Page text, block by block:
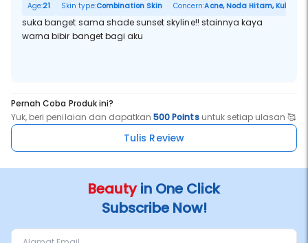
Age:21 Skin type:Combination Skin Concern:Acne, Noda Hitam, Kulit
suka banget sama shade sunset skyline!! stainnya kaya
warna bibir banget bagi aku
Pernah Coba Produk ini?
Yuk, beri penilaian dan dapatkan500 Pointsuntuk setiap ulasan 🥰
Tulis Review
Beautyin One Click
Subscribe Now!